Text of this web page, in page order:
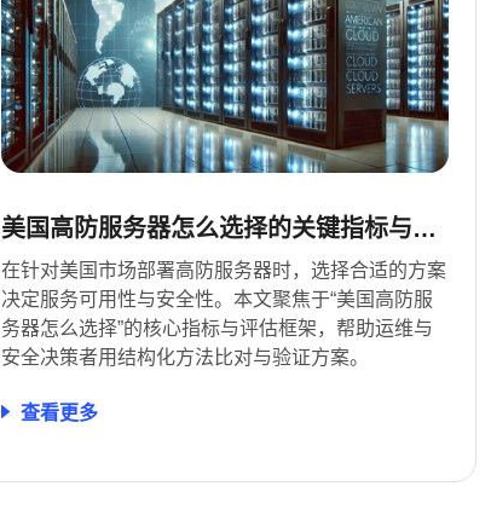
美国高防服务器怎么选择的关键指标与评
估框架
在针对美国市场部署高防服务器时，选择合适的方案
决定服务可用性与安全性。本文聚焦于“美国高防服
务器怎么选择”的核心指标与评估框架，帮助运维与
安全决策者用结构化方法比对与验证方案。
查看更多